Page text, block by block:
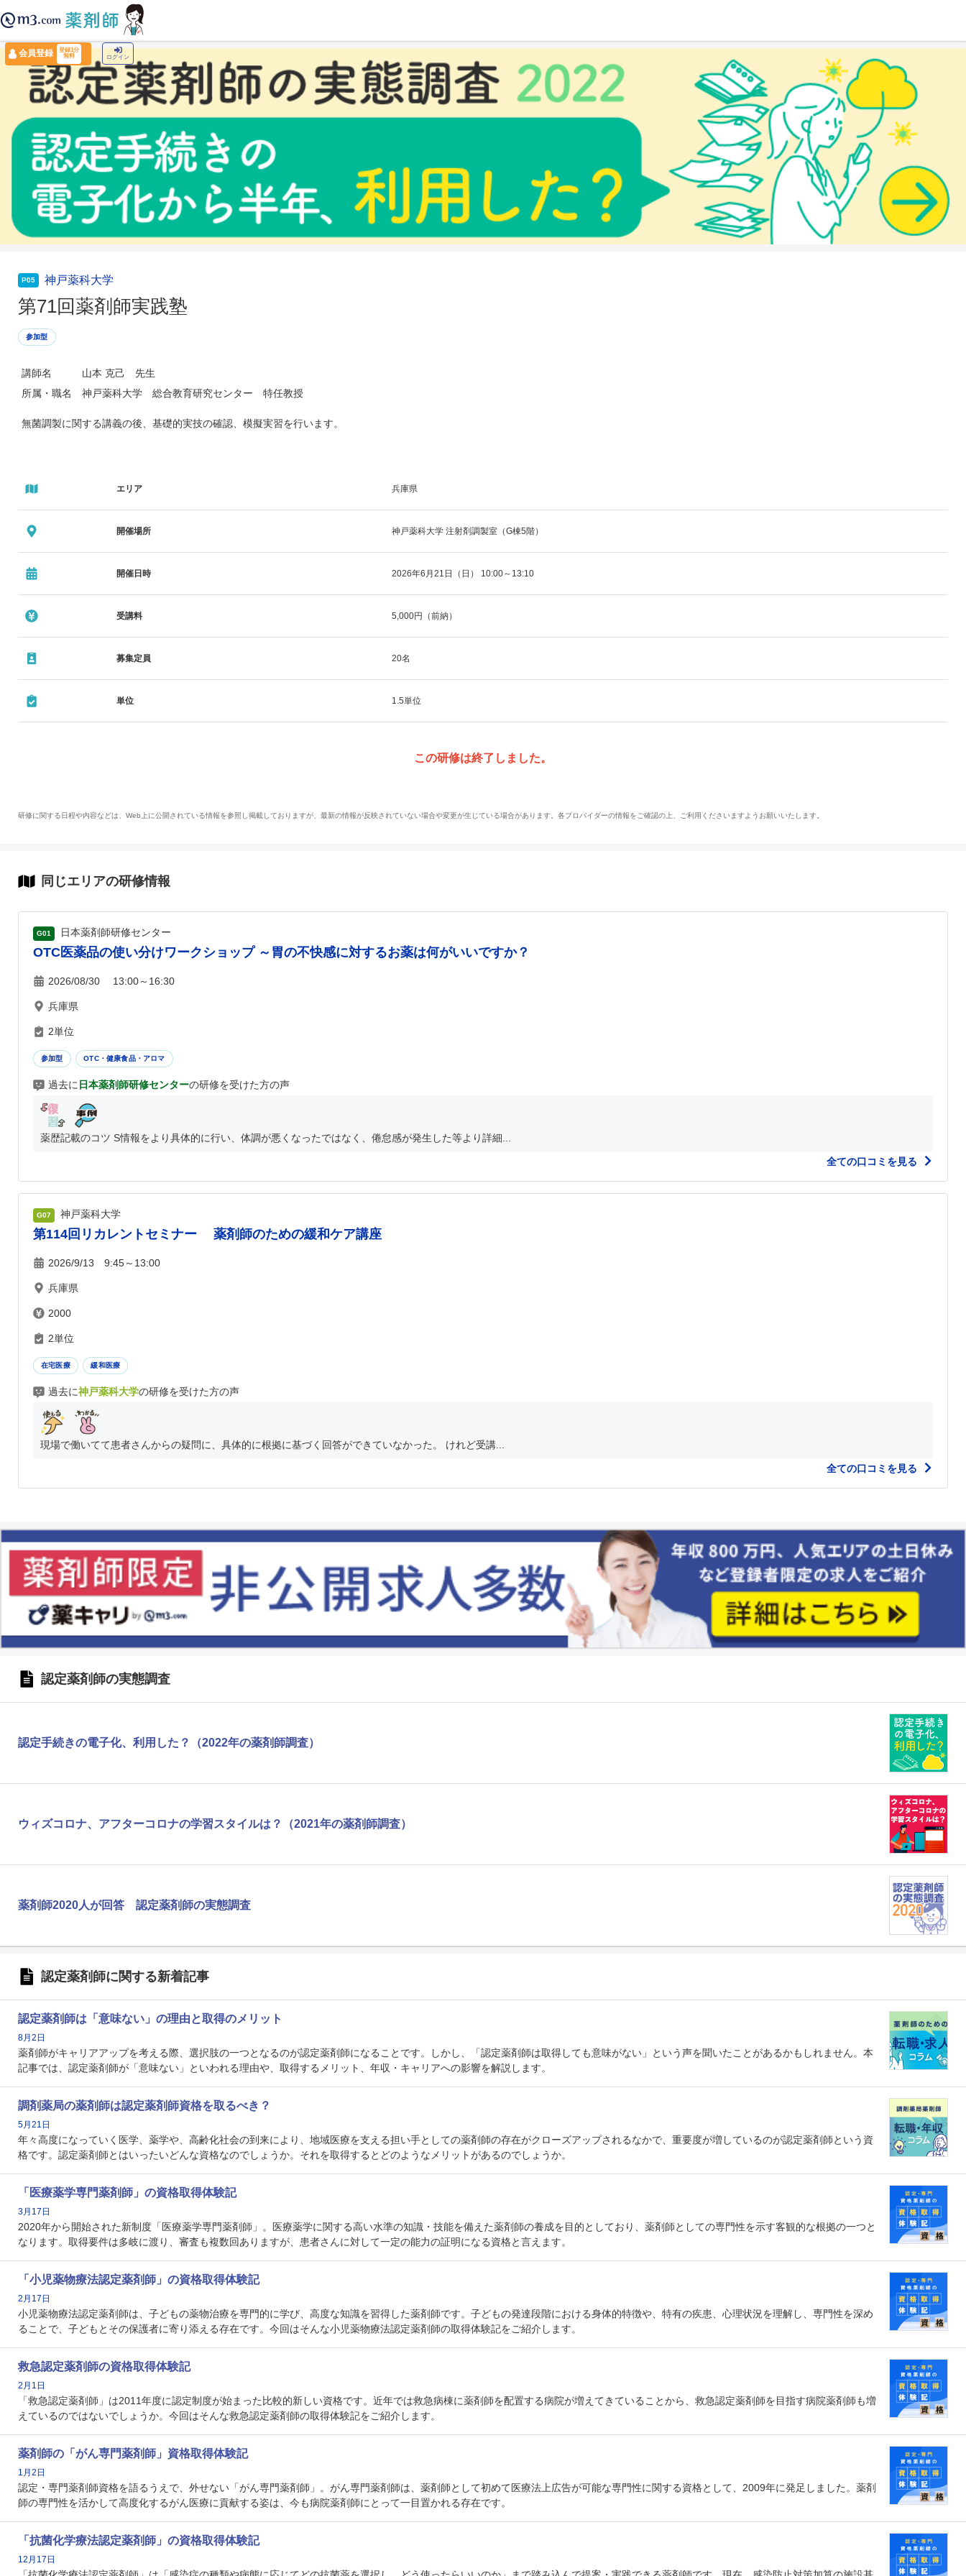
会員登録
登録1分
無料
ログイン
› 第71回薬剤師実践塾
P05 神戸薬科大学
第71回薬剤師実践塾
参加型
講師名 山本 克己 先生
所属・職名 神戸薬科大学 総合教育研究センター 特任教授
無菌調製に関する講義の後、基礎的実技の確認、模擬実習を行います。
エリア 兵庫県
開催場所 神戸薬科大学 注射剤調製室（G棟5階）
開催日時 2026年6月21日（日） 10:00～13:10
受講料 5,000円（前納）
募集定員 20名
単位 1.5単位
この研修は終了しました。
研修に関する日程や内容などは、Web上に公開されている情報を参照し掲載しておりますが、最新の情報が反映されていない場合や変更が生じている場合があります。各プロバイダーの情報をご確認の上、ご利用くださいますようお願いいたします。
同じエリアの研修情報
G01 日本薬剤師研修センター
OTC医薬品の使い分けワークショップ ～胃の不快感に対するお薬は何がいいですか？
2026/08/30 13:00～16:30
兵庫県
2単位
参加型 OTC・健康食品・アロマ
過去に 日本薬剤師研修センターの研修を受けた方の声
薬歴記載のコツ S情報をより具体的に行い、体調が悪くなったではなく、倦怠感が発生した等より詳細...
全ての口コミを見る
G07 神戸薬科大学
第114回リカレントセミナー 薬剤師のための緩和ケア講座
2026/9/13 9:45～13:00
兵庫県
2000
2単位
在宅医療 緩和医療
過去に神戸薬科大学の研修を受けた方の声
現場で働いてて患者さんからの疑問に、具体的に根拠に基づく回答ができていなかった。 けれど受講...
全ての口コミを見る
認定薬剤師の実態調査
認定手続きの電子化、利用した？（2022年の薬剤師調査）
ウィズコロナ、アフターコロナの学習スタイルは？（2021年の薬剤師調査）
薬剤師2020人が回答 認定薬剤師の実態調査
認定薬剤師に関する新着記事
認定薬剤師は「意味ない」の理由と取得のメリット
8月2日
薬剤師がキャリアアップを考える際、選択肢の一つとなるのが認定薬剤師になることです。しかし、「認定薬剤師は取得しても意味がない」という声を聞いたことがあるかもしれません。本
記事では、認定薬剤師が「意味ない」といわれる理由や、取得するメリット、年収・キャリアへの影響を解説します。
調剤薬局の薬剤師は認定薬剤師資格を取るべき？
5月21日
年々高度になっていく医学、薬学や、高齢化社会の到来により、地域医療を支える担い手としての薬剤師の存在がクローズアップされるなかで、重要度が増しているのが認定薬剤師という資
格です。認定薬剤師とはいったいどんな資格なのでしょうか。それを取得するとどのようなメリットがあるのでしょうか。
「医療薬学専門薬剤師」の資格取得体験記
3月17日
2020年から開始された新制度「医療薬学専門薬剤師」。医療薬学に関する高い水準の知識・技能を備えた薬剤師の養成を目的としており、薬剤師としての専門性を示す客観的な根拠の一つと
なります。取得要件は多岐に渡り、審査も複数回ありますが、患者さんに対して一定の能力の証明になる資格と言えます。
「小児薬物療法認定薬剤師」の資格取得体験記
2月17日
小児薬物療法認定薬剤師は、子どもの薬物治療を専門的に学び、高度な知識を習得した薬剤師です。子どもの発達段階における身体的特徴や、特有の疾患、心理状況を理解し、専門性を深め
ることで、子どもとその保護者に寄り添える存在です。今回はそんな小児薬物療法認定薬剤師の取得体験記をご紹介します。
救急認定薬剤師の資格取得体験記
2月1日
「救急認定薬剤師」は2011年度に認定制度が始まった比較的新しい資格です。近年では救急病棟に薬剤師を配置する病院が増えてきていることから、救急認定薬剤師を目指す病院薬剤師も増
えているのではないでしょうか。今回はそんな救急認定薬剤師の取得体験記をご紹介します。
薬剤師の「がん専門薬剤師」資格取得体験記
1月2日
認定・専門薬剤師資格を語るうえで、外せない「がん専門薬剤師」。がん専門薬剤師は、薬剤師として初めて医療法上広告が可能な専門性に関する資格として、2009年に発足しました。薬剤
師の専門性を活かして高度化するがん医療に貢献する姿は、今も病院薬剤師にとって一目置かれる存在です。
「抗菌化学療法認定薬剤師」の資格取得体験記
12月17日